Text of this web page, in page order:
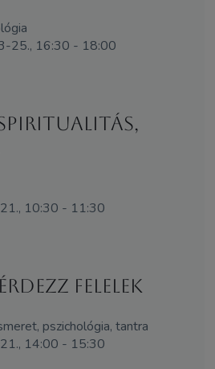
25., 16:30 - 18:00
spiritualitás,
10:30 - 11:30
felelek
pszichológia, tantra
14:00 - 15:30